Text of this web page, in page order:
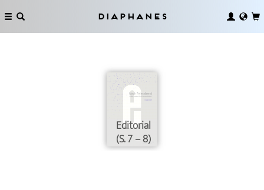
Diaphanes
Editorial
(S. 7 – 8)